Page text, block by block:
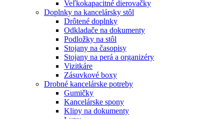
Veľkokapacitné dierovačky
Doplnky na kancelársky stôl
Drôtené doplnky
Odkladače na dokumenty
Podložky na stôl
Stojany na časopisy
Stojany na perá a organizéry
Vizitkáre
Zásuvkové boxy
Drobné kancelárske potreby
Gumičky
Kancelárske spony
Klipy na dokumenty